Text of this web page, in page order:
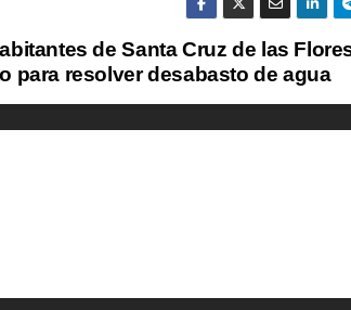
de Santa Cruz de las
para resolver desabasto de agua